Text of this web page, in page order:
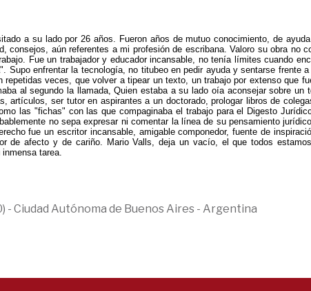
a su lado por 26 años. Fueron años de mutuo conocimiento, de
aún referentes a mi profesión de escribana. Valoro su obra no
Fue un trabajador y educador incansable, no tenía límites cuando
enfrentar la tecnología, no titubeo en pedir ayuda y sentarse frente
veces, que volver a tipear un texto, un trabajo por extenso que
al segundo la llamada, Quien estaba a su lado oía aconsejar sobre un
artículos, ser tutor en aspirantes a un doctorado, prologar libros de
las "fichas" con las que compaginaba el trabajo para el Digesto
no sepa expresar ni comentar la línea de su pensamiento
fue un escritor incansable, amigable componedor, fuente de
de afecto y de cariño. Mario Valls, deja un vacío, el que todos
tarea.
- Ciudad Autónoma de Buenos Aires - Argentina